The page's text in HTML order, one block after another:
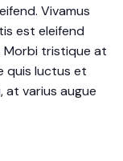
Vivamus
est eleifend
Morbi tristique at
quis luctus et
at varius augue